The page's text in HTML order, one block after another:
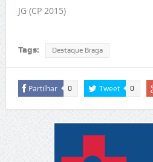
JG (CP 2015)
Tags: Destaque Braga
Partilhar 0 Tweet 0